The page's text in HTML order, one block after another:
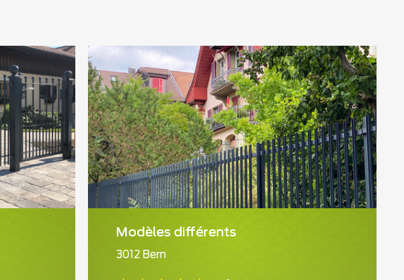
Modèles différents
3012 Bern